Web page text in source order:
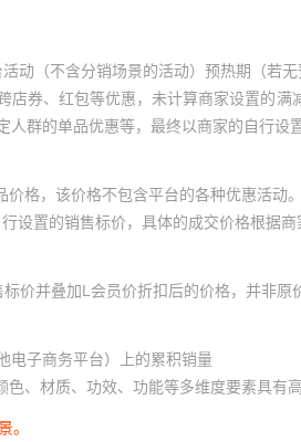
活动（不含分销场景的活动）预热期（
店券、红包等优惠，未计算商家设置的
群的单品优惠等，最终以商家的自行
格，该价格不包含平台的各种优惠活动
设置的销售标价，具体的成交价格根据
价并叠加L会员价折扣后的价格，并非原
电子商务平台）上的累积销量
、材质、功效、功能等多维度要素具有
。